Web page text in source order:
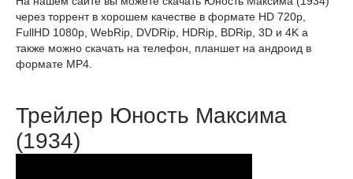
через торрент в хорошем качестве в формате HD 720p,
FullHD 1080p, WebRip, DVDRip, HDRip, BDRip, 3D и 4K а
также можно скачать на телефон, планшет на андроид в
формате MP4.
Трейлер Юность Максима
(1934)